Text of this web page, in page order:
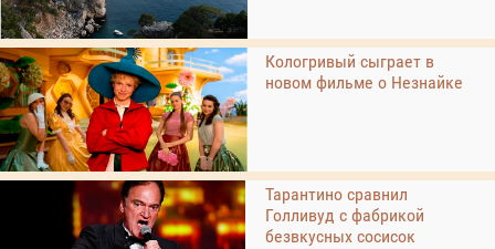
Кологривый сыграет в
новом фильме о Незнайке
Тарантино сравнил
Голливуд с фабрикой
безвкусных сосисок